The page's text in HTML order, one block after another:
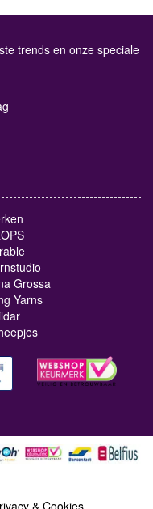
trends en onze speciale
Grossa
Yarns